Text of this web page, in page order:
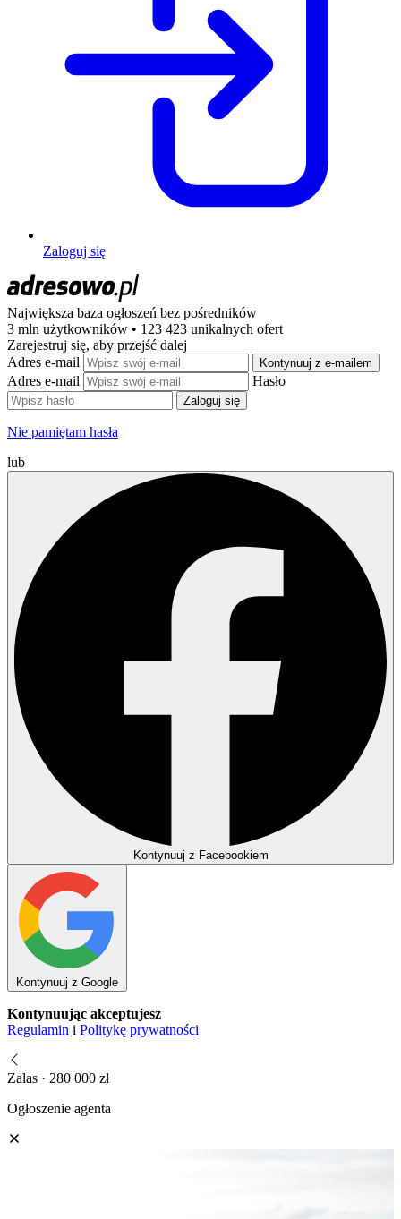
Zaloguj się
Największa baza ogłoszeń bez pośredników
3 mln użytkowników • 123 423 unikalnych ofert
Zarejestruj się, aby przejść dalej
Adres e-mail
Kontynuuj z e-mailem
Adres e-mail Hasło
Zaloguj się
Nie pamiętam hasła
lub
Kontynuuj z Facebookiem
Kontynuuj z Google
Kontynuując akceptujesz
Regulamin i Politykę prywatności
Zalas · 280 000 zł
Ogłoszenie agenta